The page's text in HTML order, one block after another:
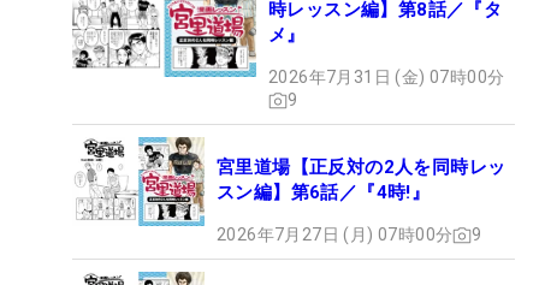
時レッスン編】第8話／『タ
メ』
2026年7月31日 (金) 07時00分
9
宮里道場【正反対の2人を同時レッ
スン編】第6話／『4時!』
2026年7月27日 (月) 07時00分 9